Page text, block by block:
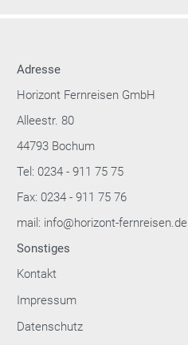
Adresse
Horizont Fernreisen GmbH
Alleestr. 80
44793 Bochum
Tel: 0234 - 911 75 75
Fax: 0234 - 911 75 76
mail: info@horizont-fernreisen.de
Sonstiges
Kontakt
Impressum
Datenschutz